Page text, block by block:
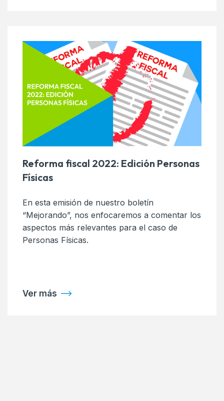
Reforma fiscal 2022: Edición Personas
Físicas
En esta emisión de nuestro boletín
“Mejorando”, nos enfocaremos a comentar los
aspectos más relevantes para el caso de
Personas Físicas.
Ver más